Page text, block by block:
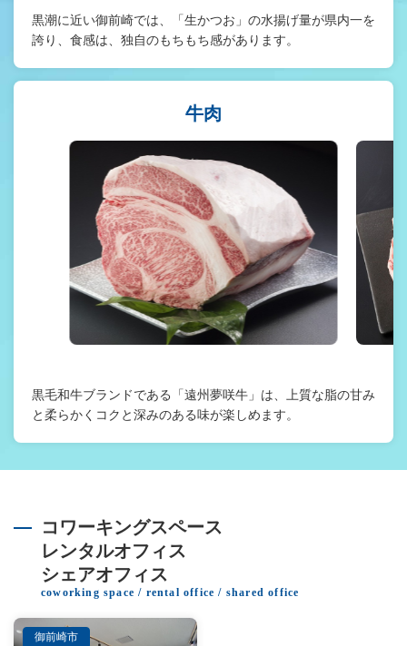
黒潮に近い御前崎では、「生かつお」の水揚げ量が県内一を
誇り、食感は、独自のもちもち感があります。
牛肉
黒毛和牛ブランドである「遠州夢咲牛」は、上質な脂の甘み
と柔らかくコクと深みのある味が楽しめます。
コワーキングスペース
レンタルオフィス
シェアオフィス
coworking space / rental office / shared office
御前崎市